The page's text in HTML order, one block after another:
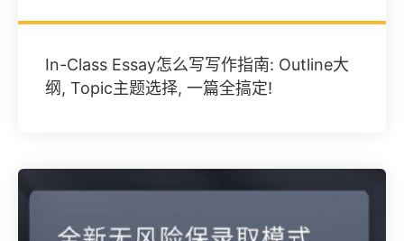
In-Class Essay怎么写写作指南: Outline大
纲, Topic主题选择, 一篇全搞定!